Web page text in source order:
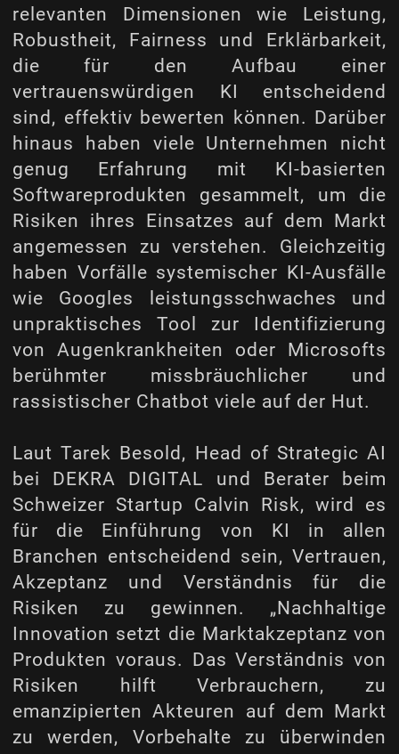
relevanten Dimensionen wie Leistung,
Robustheit, Fairness und Erklärbarkeit,
die für den Aufbau einer
vertrauenswürdigen KI entscheidend
sind, effektiv bewerten können. Darüber
hinaus haben viele Unternehmen nicht
genug Erfahrung mit KI-basierten
Softwareprodukten gesammelt, um die
Risiken ihres Einsatzes auf dem Markt
angemessen zu verstehen. Gleichzeitig
haben Vorfälle systemischer KI-Ausfälle
wie Googles leistungsschwaches und
unpraktisches Tool zur Identifizierung
von Augenkrankheiten oder Microsofts
berühmter missbräuchlicher und
rassistischer Chatbot viele auf der Hut.
Laut Tarek Besold, Head of Strategic AI
bei DEKRA DIGITAL und Berater beim
Schweizer Startup Calvin Risk, wird es
für die Einführung von KI in allen
Branchen entscheidend sein, Vertrauen,
Akzeptanz und Verständnis für die
Risiken zu gewinnen. „Nachhaltige
Innovation setzt die Marktakzeptanz von
Produkten voraus. Das Verständnis von
Risiken hilft Verbrauchern, zu
emanzipierten Akteuren auf dem Markt
zu werden, Vorbehalte zu überwinden